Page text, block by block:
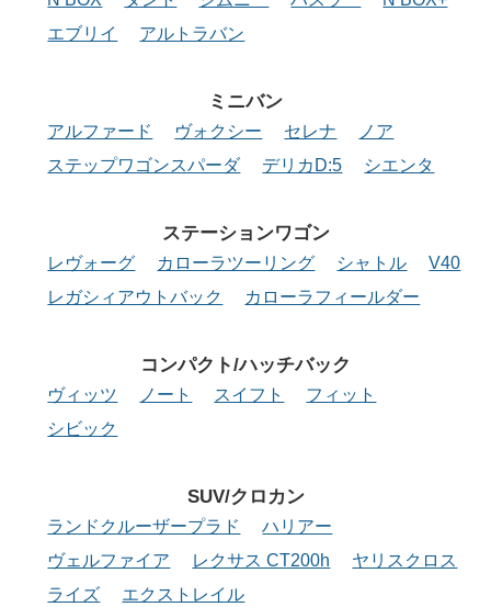
エブリイ
アルトラバン
ミニバン
アルファード ヴォクシー セレナ
ノア
ステップワゴンスパーダ
デリカD:5 シエンタ
ステーションワゴン
レヴォーグ カローラツーリング シャトル
V40
レガシィアウトバック
カローラフィールダー
コンパクト/ハッチバック
ヴィッツ ノート スイフト
フィット
シビック
SUV/クロカン
ランドクルーザープラド
ハリアー
ヴェルファイア
レクサス CT200h
ヤリスクロス
ライズ
エクストレイル